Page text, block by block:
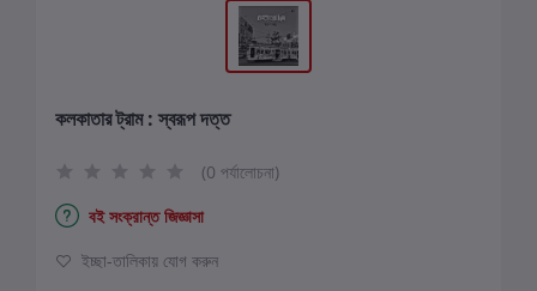
কলকাতার ট্রাম : স্বরূপ দত্ত
(0 পর্যালোচনা)
বই সংক্রান্ত জিজ্ঞাসা
ইচ্ছা-তালিকায় যোগ করুন